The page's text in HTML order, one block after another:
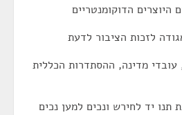
היוצרים הדוקומנטריים
לזכות הציבור לדעת
עובדי מדינה, ההסתדרות הכללית
תנו יד לחירש ונכים למען נכים